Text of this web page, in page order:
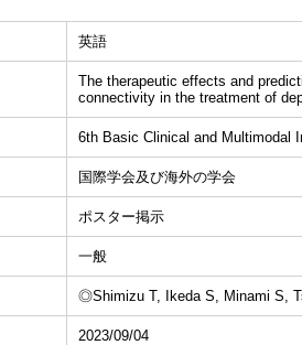
英語
The therapeutic effects and
connectivity in the treatment of
6th Basic Clinical and Multimodal
国際学会及び海外の学会
ポスター掲示
一般
◎Shimizu T, Ikeda S, Minami S,
2023/09/04